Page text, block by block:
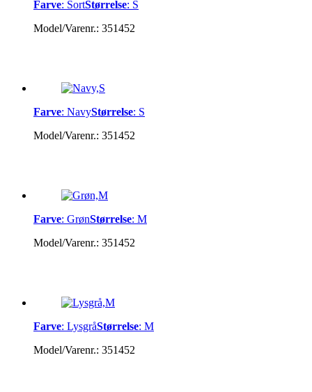
Farve: SortStørrelse: S
Model/Varenr.: 351452
Farve: NavyStørrelse: S
Model/Varenr.: 351452
Farve: GrønStørrelse: M
Model/Varenr.: 351452
Farve: LysgråStørrelse: M
Model/Varenr.: 351452